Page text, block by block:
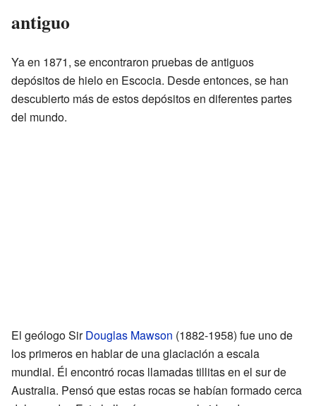
antiguo
Ya en 1871, se encontraron pruebas de antiguos
depósitos de hielo en Escocia. Desde entonces, se han
descubierto más de estos depósitos en diferentes partes
del mundo.
El geólogo SirDouglas Mawson (1882-1958) fue uno de
los primeros en hablar de una glaciación a escala
mundial. Él encontró rocas llamadas tillitas en el sur de
Australia. Pensó que estas rocas se habían formado cerca